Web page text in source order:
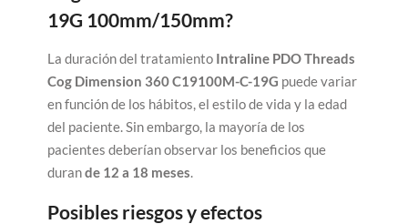
19G 100mm/150mm?
La duración del tratamiento Intraline PDO Threads
Cog Dimension 360 C19100M-C-19G puede variar
en función de los hábitos, el estilo de vida y la edad
del paciente. Sin embargo, la mayoría de los
pacientes deberían observar los beneficios que
durande 12 a 18 meses.
Posibles riesgos y efectos